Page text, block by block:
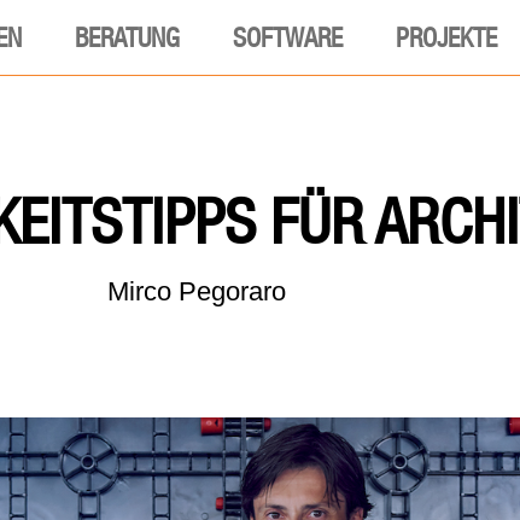
BERATUNG SOFTWARE PROJEKTE
FÜR
Mirco Pegoraro